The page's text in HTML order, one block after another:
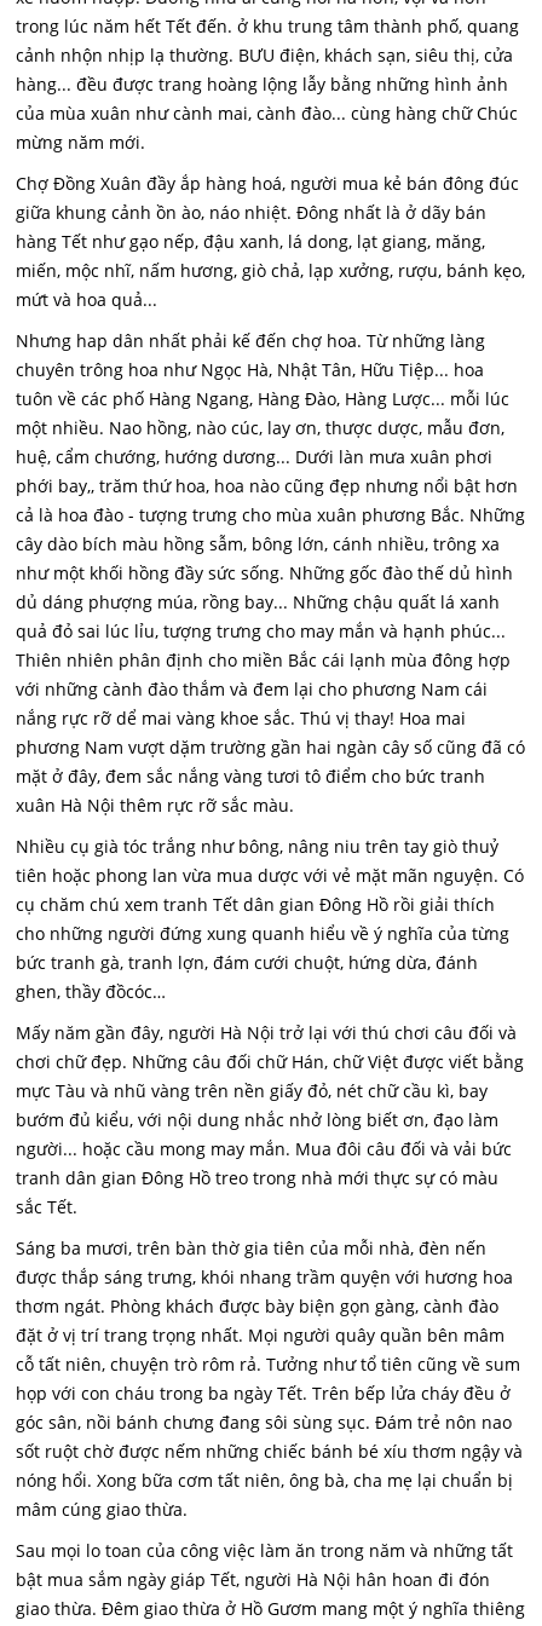
trong lúc năm hết Tết đến. ở khu trung tâm thành phố, quang
cảnh nhộn nhịp lạ thường. BƯU điện, khách sạn, siêu thị, cửa
hàng... đều được trang hoàng lộng lẫy bằng những hình ảnh
của mùa xuân như cành mai, cành đào... cùng hàng chữ Chúc
mừng năm mới.
Chợ Đồng Xuân đầy ắp hàng hoá, người mua kẻ bán đông đúc
giữa khung cảnh ồn ào, náo nhiệt. Đông nhất là ở dãy bán
hàng Tết như gạo nếp, đậu xanh, lá dong, lạt giang, măng,
miến, mộc nhĩ, nấm hương, giò chả, lạp xưởng, rượu, bánh kẹo,
mứt và hoa quả...
Nhưng hap dân nhất phải kế đến chợ hoa. Từ những làng
chuyên trông hoa như Ngọc Hà, Nhật Tân, Hữu Tiệp... hoa
tuôn về các phố Hàng Ngang, Hàng Đào, Hàng Lược... mỗi lúc
một nhiều. Nao hồng, nào cúc, lay ơn, thược dược, mẫu đơn,
huệ, cẩm chướng, hướng dương... Dưới làn mưa xuân phơi
phới bay,, trăm thứ hoa, hoa nào cũng đẹp nhưng nổi bật hơn
cả là hoa đào - tượng trưng cho mùa xuân phương Bắc. Những
cây dào bích màu hồng sẫm, bông lớn, cánh nhiều, trông xa
như một khối hồng đầy sức sống. Những gốc đào thế dủ hình
dủ dáng phượng múa, rồng bay... Những chậu quất lá xanh
quả đỏ sai lúc lỉu, tượng trưng cho may mắn và hạnh phúc...
Thiên nhiên phân định cho miền Bắc cái lạnh mùa đông hợp
với những cành đào thắm và đem lại cho phương Nam cái
nắng rực rỡ dể mai vàng khoe sắc. Thú vị thay! Hoa mai
phương Nam vượt dặm trường gần hai ngàn cây số cũng đã có
mặt ở đây, đem sắc nắng vàng tươi tô điểm cho bức tranh
xuân Hà Nội thêm rực rỡ sắc màu.
Nhiều cụ già tóc trắng như bông, nâng niu trên tay giò thuỷ
tiên hoặc phong lan vừa mua dược với vẻ mặt mãn nguyện. Có
cụ chăm chú xem tranh Tết dân gian Đông Hồ rồi giải thích
cho những người đứng xung quanh hiểu về ý nghĩa của từng
bức tranh gà, tranh lợn, đám cưới chuột, hứng dừa, đánh
ghen, thầy đồcóc…
Mấy năm gần đây, người Hà Nội trở lại với thú chơi câu đối và
chơi chữ đẹp. Những câu đối chữ Hán, chữ Việt được viết bằng
mực Tàu và nhũ vàng trên nền giấy đỏ, nét chữ cầu kì, bay
bướm đủ kiểu, với nội dung nhắc nhở lòng biết ơn, đạo làm
người... hoặc cầu mong may mắn. Mua đôi câu đối và vải bức
tranh dân gian Đông Hồ treo trong nhà mới thực sự có màu
sắc Tết.
Sáng ba mươi, trên bàn thờ gia tiên của mỗi nhà, đèn nến
được thắp sáng trưng, khói nhang trầm quyện với hương hoa
thơm ngát. Phòng khách được bày biện gọn gàng, cành đào
đặt ở vị trí trang trọng nhất. Mọi người quây quần bên mâm
cỗ tất niên, chuyện trò rôm rả. Tưởng như tổ tiên cũng về sum
họp với con cháu trong ba ngày Tết. Trên bếp lửa cháy đều ở
góc sân, nồi bánh chưng đang sôi sùng sục. Đám trẻ nôn nao
sốt ruột chờ được nếm những chiếc bánh bé xíu thơm ngậy và
nóng hổi. Xong bữa cơm tất niên, ông bà, cha mẹ lại chuẩn bị
mâm cúng giao thừa.
Sau mọi lo toan của công việc làm ăn trong năm và những tất
bật mua sắm ngày giáp Tết, người Hà Nội hân hoan đi đón
giao thừa. Đêm giao thừa ở Hồ Gươm mang một ý nghĩa thiêng